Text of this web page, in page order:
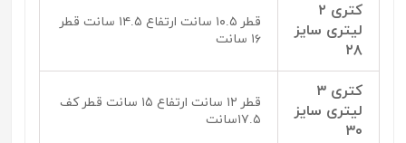
کتری ۲
لیتری سایز
۲۸
قطر ۱۰.۵ سانت ارتفاع ۱۴.۵ سانت قطر
۱۶ سانت
کتری ۳
لیتری سایز
۳۰
قطر ۱۲ سانت ارتفاع ۱۵ سانت قطر کف
۱۷.۵سانت